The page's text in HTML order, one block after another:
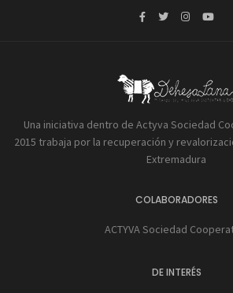
Una iniciativa dentro de Actyva Sociedad
2015 trabaja por la recuperación y
Extremadura
COLABORADORES
ACTYVA Sociedad
DE INTERÉS